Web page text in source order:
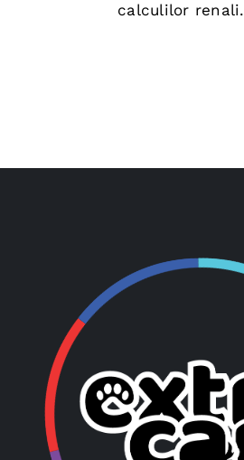
calculilor renali.